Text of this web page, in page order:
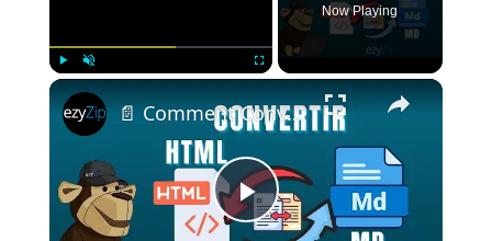
Now Playing
×
Play Video
📄 Comment Convertir HTML en MD Gratuit en Ligne | Aucune Installation de Logiciel Requise